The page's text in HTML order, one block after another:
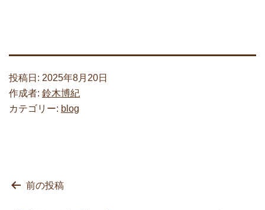
投稿日: 2025年8月20日
作成者: 鈴木博紀
カテゴリー: blog
投 前の投稿